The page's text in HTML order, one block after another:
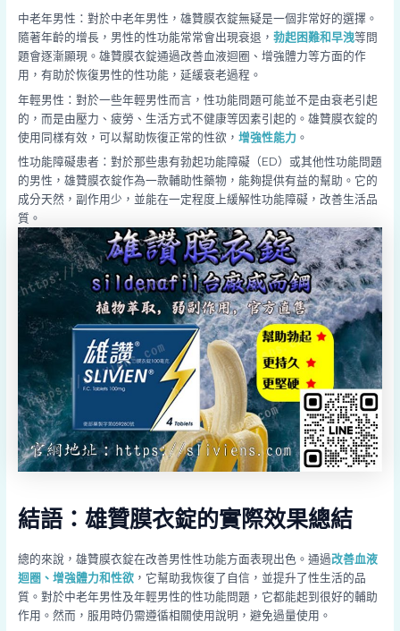
中老年男性：對於中老年男性，雄贊膜衣錠無疑是一個非常好的選擇。
隨著年齡的增長，男性的性功能常常會出現衰退， 勃起困難和早洩等問
題會逐漸顯現。雄贊膜衣錠通過改善血液迴圈、增強體力等方面的作
用，有助於恢復男性的性功能，延緩衰老過程。
年輕男性：對於一些年輕男性而言，性功能問題可能並不是由衰老引起
的，而是由壓力、疲勞、生活方式不健康等因素引起的。雄贊膜衣錠的
使用同樣有效，可以幫助恢復正常的性欲， 增強性能力 。
性功能障礙患者：對於那些患有勃起功能障礙（ED）或其他性功能問題
的男性，雄贊膜衣錠作為一款輔助性藥物，能夠提供有益的幫助。它的
成分天然，副作用少，並能在一定程度上緩解性功能障礙，改善生活品
質。
結語：雄贊膜衣錠的實際效果總結
總的來說，雄贊膜衣錠在改善男性性功能方面表現出色。通過改善血液
迴圈、增強體力和性欲，它幫助我恢復了自信，並提升了性生活的品
質。對於中老年男性及年輕男性的性功能問題，它都能起到很好的輔助
作用。然而，服用時仍需遵循相關使用說明，避免過量使用。